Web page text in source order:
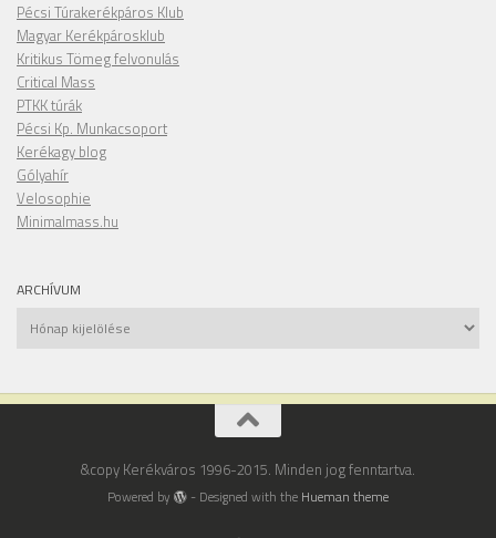
Pécsi Túrakerékpáros Klub
Magyar Kerékpárosklub
Kritikus Tömeg felvonulás
Critical Mass
PTKK túrák
Pécsi Kp. Munkacsoport
Kerékagy blog
Gólyahír
Velosophie
Minimalmass.hu
ARCHÍVUM
Archívum
&copy Kerékváros 1996-2015. Minden jog fenntartva.
Powered by - Designed with the Hueman theme